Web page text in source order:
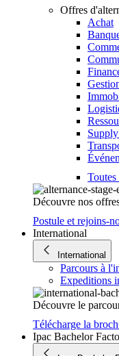
Offres
Achat
Découvre nos
Postule et rejoins-
International
International
Parcours à
Expeditions
Découvre le
Télécharge la
Ipac Bachelor